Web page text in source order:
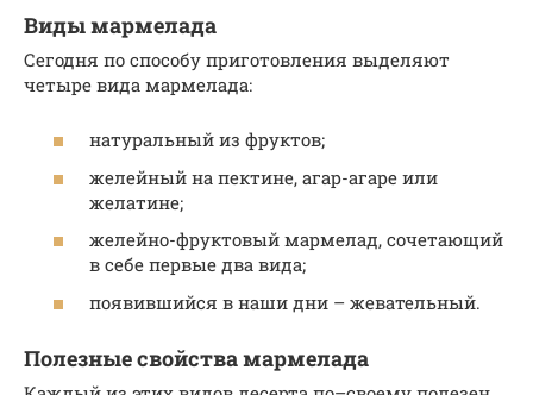
Виды мармелада
Сегодня по способу приготовления выделяют
четыре вида мармелада:
натуральный из фруктов;
желейный на пектине, агар-агаре или
желатине;
желейно-фруктовый мармелад, сочетающий
в себе первые два вида;
появившийся в наши дни – жевательный.
Полезные свойства мармелада